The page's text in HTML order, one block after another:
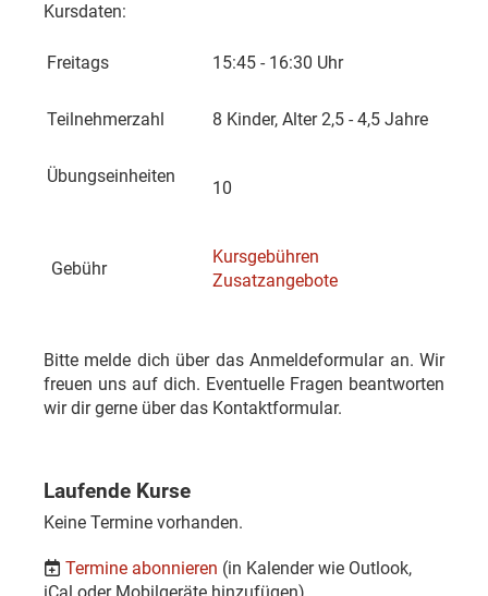
Kursdaten:
Freitags 15:45 - 16:30 Uhr
Teilnehmerzahl 8 Kinder, Alter 2,5 - 4,5 Jahre
Übungseinheiten
10
Gebühr
Kursgebühren
Zusatzangebote
Bitte melde dich über das Anmeldeformular an. Wir
freuen uns auf dich. Eventuelle Fragen beantworten
wir dir gerne über das Kontaktformular.
Laufende Kurse
Keine Termine vorhanden.
Termine abonnieren (in Kalender wie Outlook,